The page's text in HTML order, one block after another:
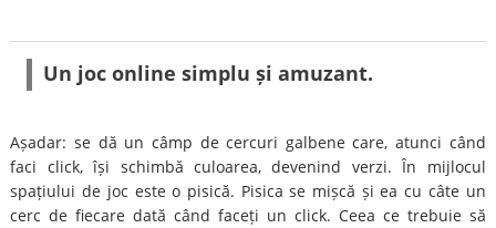
Un joc online simplu și amuzant.
Așadar: se dă un câmp de cercuri galbene care, atunci când
faci click, își schimbă culoarea, devenind verzi. În mijlocul
spațiului de joc este o pisică. Pisica se mișcă și ea cu câte un
cerc de fiecare dată când faceți un click. Ceea ce trebuie să